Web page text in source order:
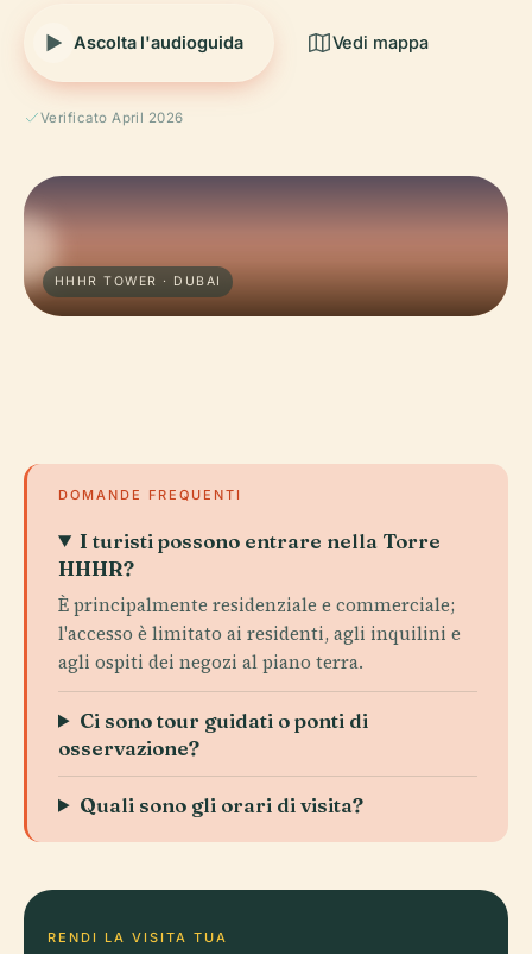
Ascolta l'audioguida Vedi mappa
Verificato April 2026
HHHR TOWER · DUBAI
DOMANDE FREQUENTI
I turisti possono entrare nella Torre
HHHR?
È principalmente residenziale e commerciale;
l'accesso è limitato ai residenti, agli inquilini e
agli ospiti dei negozi al piano terra.
Ci sono tour guidati o ponti di
osservazione?
Quali sono gli orari di visita?
RENDI LA VISITA TUA